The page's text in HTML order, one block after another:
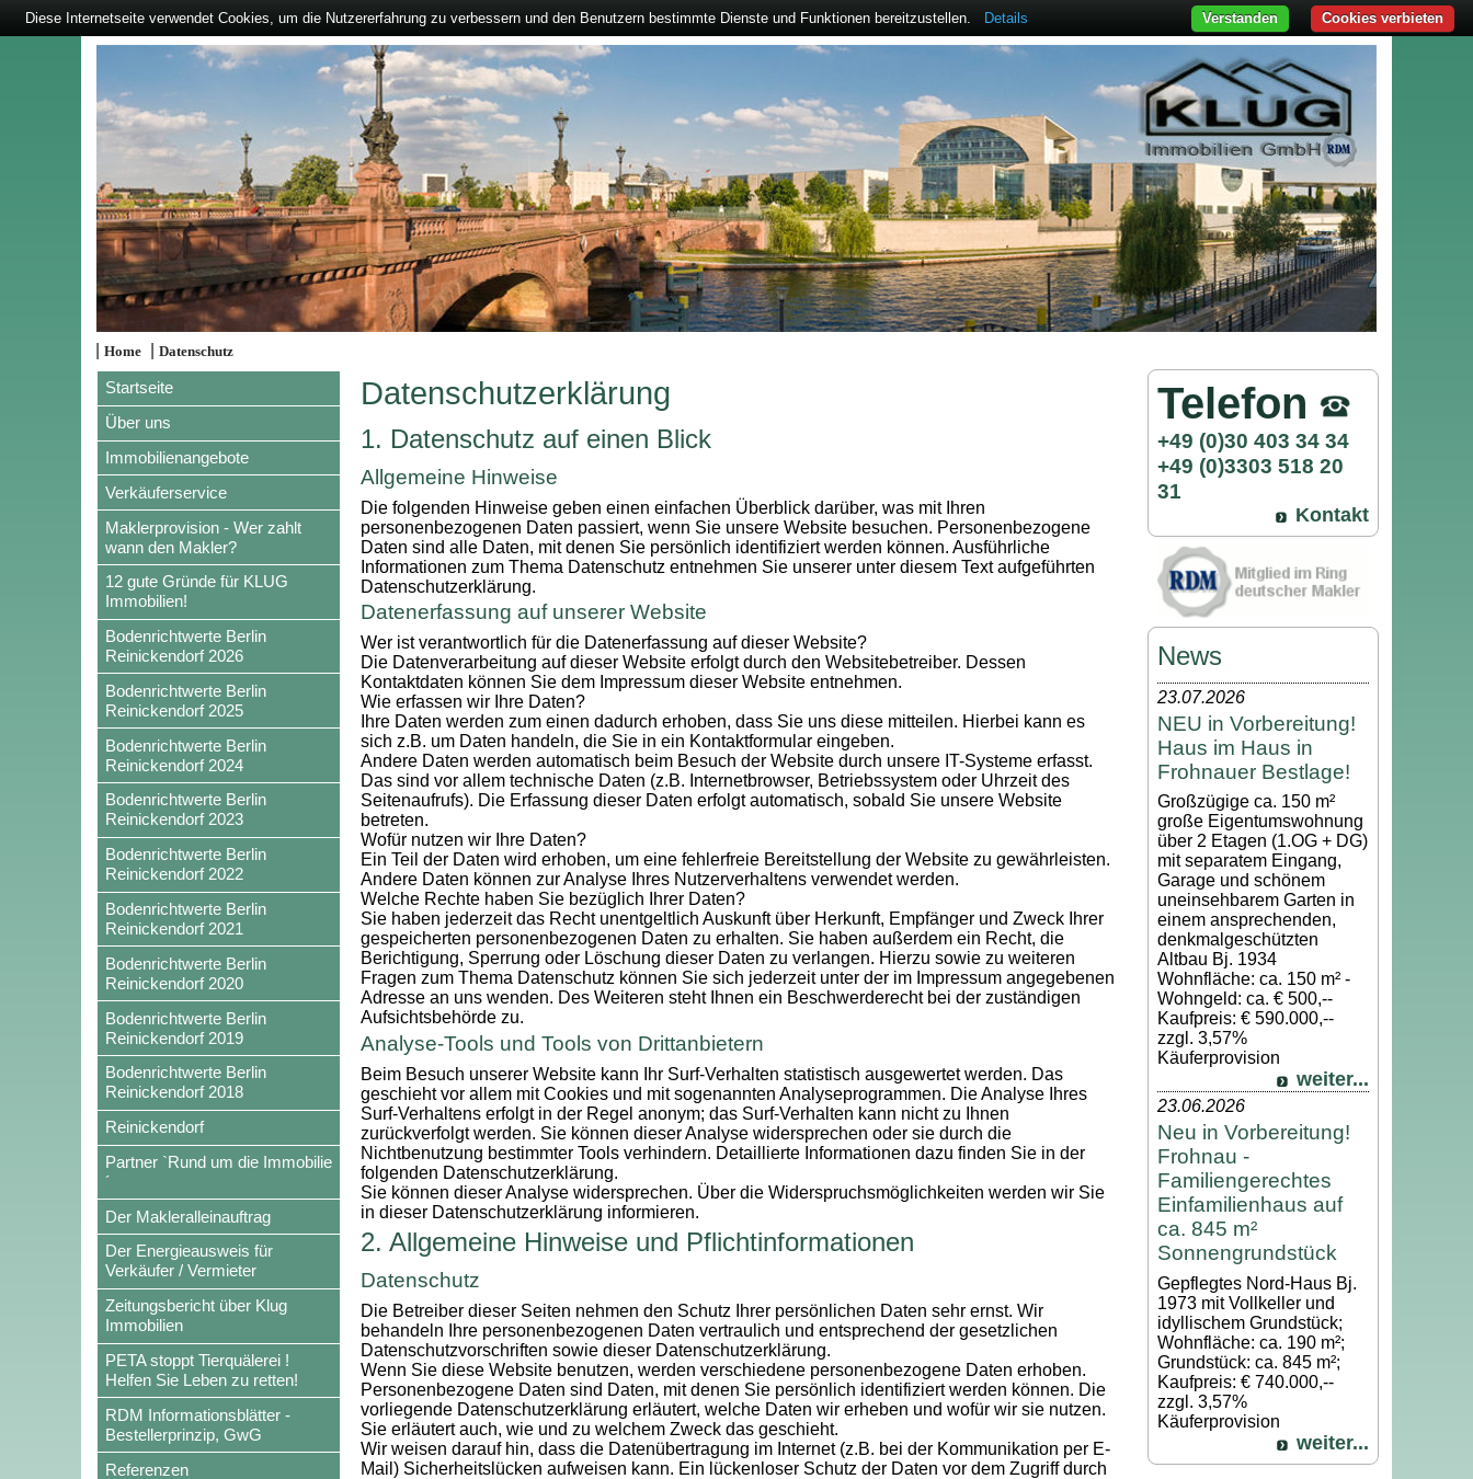
|Home |Datenschutz
Startseite
Über uns
Immobilienangebote
Verkäuferservice
Maklerprovision - Wer zahlt
wann den Makler?
12 gute Gründe für KLUG
Immobilien!
Bodenrichtwerte Berlin
Reinickendorf 2026
Bodenrichtwerte Berlin
Reinickendorf 2025
Bodenrichtwerte Berlin
Reinickendorf 2024
Bodenrichtwerte Berlin
Reinickendorf 2023
Bodenrichtwerte Berlin
Reinickendorf 2022
Bodenrichtwerte Berlin
Reinickendorf 2021
Bodenrichtwerte Berlin
Reinickendorf 2020
Bodenrichtwerte Berlin
Reinickendorf 2019
Bodenrichtwerte Berlin
Reinickendorf 2018
Reinickendorf
Partner `Rund um die Immobilie
´
Der Makleralleinauftrag
Der Energieausweis für
Verkäufer / Vermieter
Zeitungsbericht über Klug
Immobilien
PETA stoppt Tierquälerei !
Helfen Sie Leben zu retten!
RDM Informationsblätter -
Bestellerprinzip, GwG
Referenzen
Datenschutzerklärung
1. Datenschutz auf einen Blick
Allgemeine Hinweise
Die folgenden Hinweise geben einen einfachen Überblick darüber, was mit Ihren
personenbezogenen Daten passiert, wenn Sie unsere Website besuchen. Personenbezogene
Daten sind alle Daten, mit denen Sie persönlich identifiziert werden können. Ausführliche
Informationen zum Thema Datenschutz entnehmen Sie unserer unter diesem Text aufgeführten
Datenschutzerklärung.
Datenerfassung auf unserer Website
Wer ist verantwortlich für die Datenerfassung auf dieser Website?
Die Datenverarbeitung auf dieser Website erfolgt durch den Websitebetreiber. Dessen
Kontaktdaten können Sie dem Impressum dieser Website entnehmen.
Wie erfassen wir Ihre Daten?
Ihre Daten werden zum einen dadurch erhoben, dass Sie uns diese mitteilen. Hierbei kann es
sich z.B. um Daten handeln, die Sie in ein Kontaktformular eingeben.
Andere Daten werden automatisch beim Besuch der Website durch unsere IT-Systeme erfasst.
Das sind vor allem technische Daten (z.B. Internetbrowser, Betriebssystem oder Uhrzeit des
Seitenaufrufs). Die Erfassung dieser Daten erfolgt automatisch, sobald Sie unsere Website
betreten.
Wofür nutzen wir Ihre Daten?
Ein Teil der Daten wird erhoben, um eine fehlerfreie Bereitstellung der Website zu gewährleisten.
Andere Daten können zur Analyse Ihres Nutzerverhaltens verwendet werden.
Welche Rechte haben Sie bezüglich Ihrer Daten?
Sie haben jederzeit das Recht unentgeltlich Auskunft über Herkunft, Empfänger und Zweck Ihrer
gespeicherten personenbezogenen Daten zu erhalten. Sie haben außerdem ein Recht, die
Berichtigung, Sperrung oder Löschung dieser Daten zu verlangen. Hierzu sowie zu weiteren
Fragen zum Thema Datenschutz können Sie sich jederzeit unter der im Impressum angegebenen
Adresse an uns wenden. Des Weiteren steht Ihnen ein Beschwerderecht bei der zuständigen
Aufsichtsbehörde zu.
Analyse-Tools und Tools von Drittanbietern
Beim Besuch unserer Website kann Ihr Surf-Verhalten statistisch ausgewertet werden. Das
geschieht vor allem mit Cookies und mit sogenannten Analyseprogrammen. Die Analyse Ihres
Surf-Verhaltens erfolgt in der Regel anonym; das Surf-Verhalten kann nicht zu Ihnen
zurückverfolgt werden. Sie können dieser Analyse widersprechen oder sie durch die
Nichtbenutzung bestimmter Tools verhindern. Detaillierte Informationen dazu finden Sie in der
folgenden Datenschutzerklärung.
Sie können dieser Analyse widersprechen. Über die Widerspruchsmöglichkeiten werden wir Sie
in dieser Datenschutzerklärung informieren.
2. Allgemeine Hinweise und Pflichtinformationen
Datenschutz
Die Betreiber dieser Seiten nehmen den Schutz Ihrer persönlichen Daten sehr ernst. Wir
behandeln Ihre personenbezogenen Daten vertraulich und entsprechend der gesetzlichen
Datenschutzvorschriften sowie dieser Datenschutzerklärung.
Wenn Sie diese Website benutzen, werden verschiedene personenbezogene Daten erhoben.
Personenbezogene Daten sind Daten, mit denen Sie persönlich identifiziert werden können. Die
vorliegende Datenschutzerklärung erläutert, welche Daten wir erheben und wofür wir sie nutzen.
Sie erläutert auch, wie und zu welchem Zweck das geschieht.
Wir weisen darauf hin, dass die Datenübertragung im Internet (z.B. bei der Kommunikation per E-
Mail) Sicherheitslücken aufweisen kann. Ein lückenloser Schutz der Daten vor dem Zugriff durch
Telefon
+49 (0)30 403 34 34
+49 (0)3303 518 20
31
Kontakt
News
23.07.2026
NEU in Vorbereitung!
Haus im Haus in
Frohnauer Bestlage!
Großzügige ca. 150 m²
große Eigentumswohnung
über 2 Etagen (1.OG + DG)
mit separatem Eingang,
Garage und schönem
uneinsehbarem Garten in
einem ansprechenden,
denkmalgeschützten
Altbau Bj. 1934
Wohnfläche: ca. 150 m² -
Wohngeld: ca. € 500,--
Kaufpreis: € 590.000,--
zzgl. 3,57%
Käuferprovision
weiter...
23.06.2026
Neu in Vorbereitung!
Frohnau -
Familiengerechtes
Einfamilienhaus auf
ca. 845 m²
Sonnengrundstück
Gepflegtes Nord-Haus Bj.
1973 mit Vollkeller und
idyllischem Grundstück;
Wohnfläche: ca. 190 m²;
Grundstück: ca. 845 m²;
Kaufpreis: € 740.000,--
zzgl. 3,57%
Käuferprovision
weiter...
Diese Internetseite verwendet Cookies, um die Nutzererfahrung zu verbessern und den Benutzern bestimmte Dienste und Funktionen bereitzustellen. Details Cookies verbieten
Verstanden